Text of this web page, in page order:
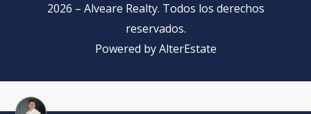
2026 – Alveare Realty. Todos los derechos
reservados.
Powered by AlterEstate